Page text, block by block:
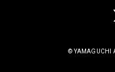
© YAMAGUCHI